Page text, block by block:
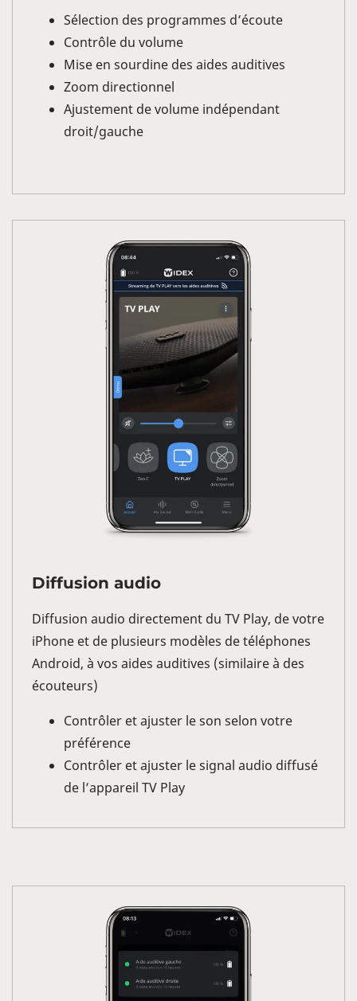
Sélection des programmes d’écoute
Contrôle du volume
Mise en sourdine des aides auditives
Zoom directionnel
Ajustement de volume indépendant
droit/gauche
Diffusion audio
Diffusion audio directement du TV Play, de votre
iPhone et de plusieurs modèles de téléphones
Android, à vos aides auditives (similaire à des
écouteurs)
Contrôler et ajuster le son selon votre
préférence
Contrôler et ajuster le signal audio diffusé
de l’appareil TV Play